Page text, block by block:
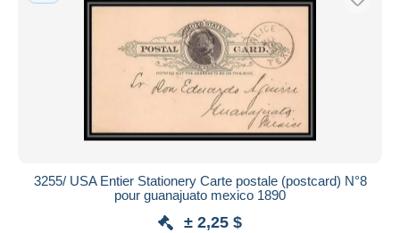
3255/ USA Entier Stationery Carte postale (postcard) N°8
pour guanajuato mexico 1890
± 2,25 $